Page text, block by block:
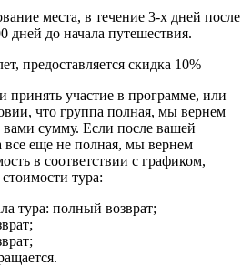
места, в течение 3-х дней после
дней до начала путешествия.
предоставляется скидка 10%
принять участие в программе, или
что группа полная, мы вернем
сумму. Если после вашей
все еще не полная, мы вернем
в соответствии с графиком,
тура:
тура: полный возврат;